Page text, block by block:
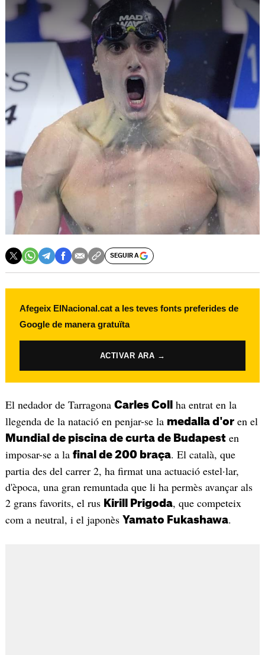
SEGUIR A
Afegeix ElNacional.cat a les teves fonts preferides de
Google de manera gratuïta
ACTIVAR ARA →
El nedador de Tarragona Carles Coll ha entrat en la
llegenda de la natació en penjar-se la medalla d'oren el
Mundial de piscina de curta de Budapesten
imposar-se a la final de 200 braça. El català, que
partia des del carrer 2, ha firmat una actuació estel·lar,
d'època, una gran remuntada que li ha permès avançar als
2 grans favorits, el rus Kirill Prigoda, que competeix
com a neutral, i el japonès Yamato Fukashawa.